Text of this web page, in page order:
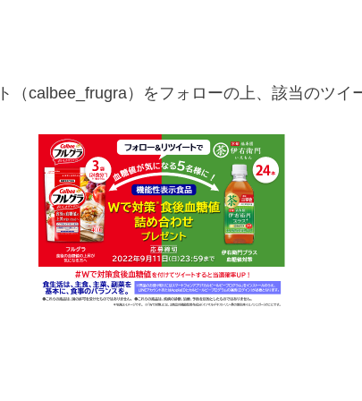
calbee_frugra）をフォローの上、該当のツイ